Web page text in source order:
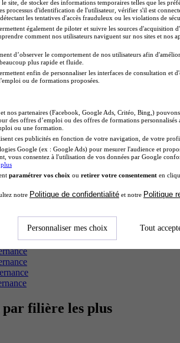
à Lyon
diplôme par alternance
alternance
alternance
en alternance
en alternance
en alternance
par filière les plus
site, de stocker des informations temporaires telles que les
processus d'identification de l'utilisateur, vérifier s'il est
les tentatives d'accès frauduleux ou les violations de
également de piloter et suivre les sources d'acquisition
comment nos utilisateurs naviguent sur nos sites et nos
d’observer le comportement de nos utilisateurs afin
plus rapide et fluide.
enfin de personnaliser les interfaces de consultation et
ou de formations proposées.
et nos partenaires (Facebook, Google Ads, Critéo, Bing,)
des offres d’emploi ou des offres de formations
ou une formation.
ces publicités en fonction de votre navigation, de votre
Google (ex : Google Ads) pour mesurer l'audience et
vous consentez à l'utilisation de vos données par Google
paramétrer vos choix ou retirer votre consentement en
notre Politique de confidentialité et notre Politique
Personnaliser mes choix Tout